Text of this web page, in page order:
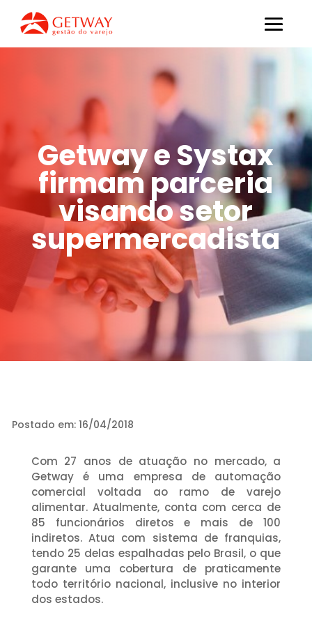
Getway e Systax
firmam parceria
visando setor
supermercadista
Postado em: 16/04/2018
Com 27 anos de atuação no mercado, a
Getway é uma empresa de automação
comercial voltada ao ramo de varejo
alimentar. Atualmente, conta com cerca de
85 funcionários diretos e mais de 100
indiretos. Atua com sistema de franquias,
tendo 25 delas espalhadas pelo Brasil, o que
garante uma cobertura de praticamente
todo território nacional, inclusive no interior
dos estados.